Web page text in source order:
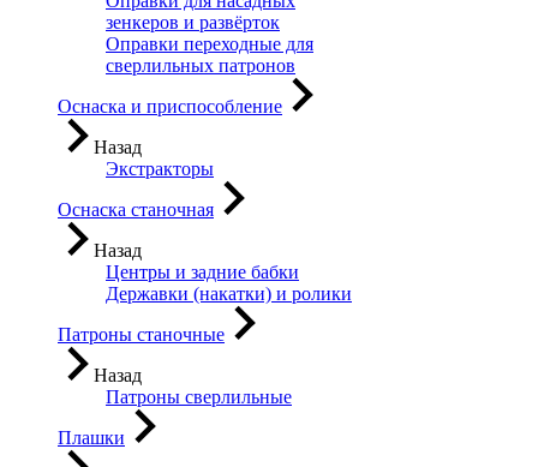
зенкеров и развёрток
Оправки переходные для
сверлильных патронов
Оснаска и приспособление
Назад
Экстракторы
Оснаска станочная
Назад
Центры и задние бабки
Державки (накатки) и ролики
Патроны станочные
Назад
Патроны сверлильные
Плашки